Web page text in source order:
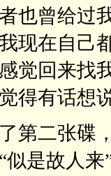
也曾给过
现在自己
觉回来找
得有话想
第二张碟
似是故人